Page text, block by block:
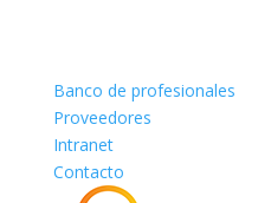
Banco de profesionales
Proveedores
Intranet
Contacto